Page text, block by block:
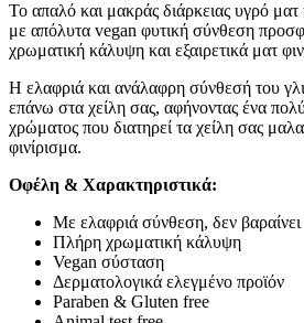
Το απαλό και μακράς διάρκειας υγρό
με απόλυτα vegan φυτική σύνθεση
χρωματική κάλυψη και εξαιρετικά ματ
Η ελαφριά και ανάλαφρη σύνθεσή του
επάνω στα χείλη σας, αφήνοντας ένα
χρώματος που διατηρεί τα χείλη σας
φινίρισμα.
Οφέλη & Χαρακτηριστικά:
Με ελαφριά σύνθεση, δεν βαραίνει
Πλήρη χρωματική κάλυψη
Vegan σύσταση
Δερματολογικά ελεγμένο προϊόν
Paraben & Gluten free